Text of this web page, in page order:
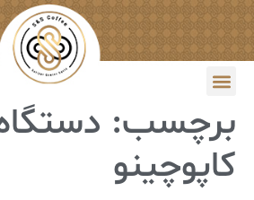
برچسب:
کاپوچینو